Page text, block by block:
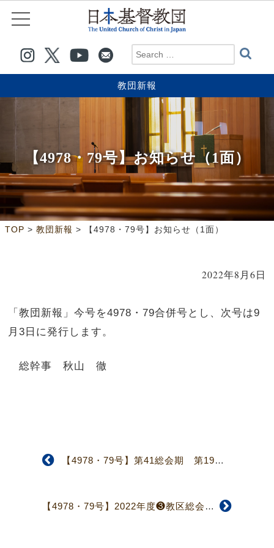
教団新報
【4978・79号】お知らせ（1面）
TOP > 教団新報 > 【4978・79号】お知らせ（1面）
2022年8月6日
「教団新報」今号を4978・79合併号とし、次号は9
月3日に発行します。
総幹事 秋山 徹
【4978・79号】第41総会期 第19回常議員会（1面）
【4978・79号】2022年度❸教区総会報告（2面）